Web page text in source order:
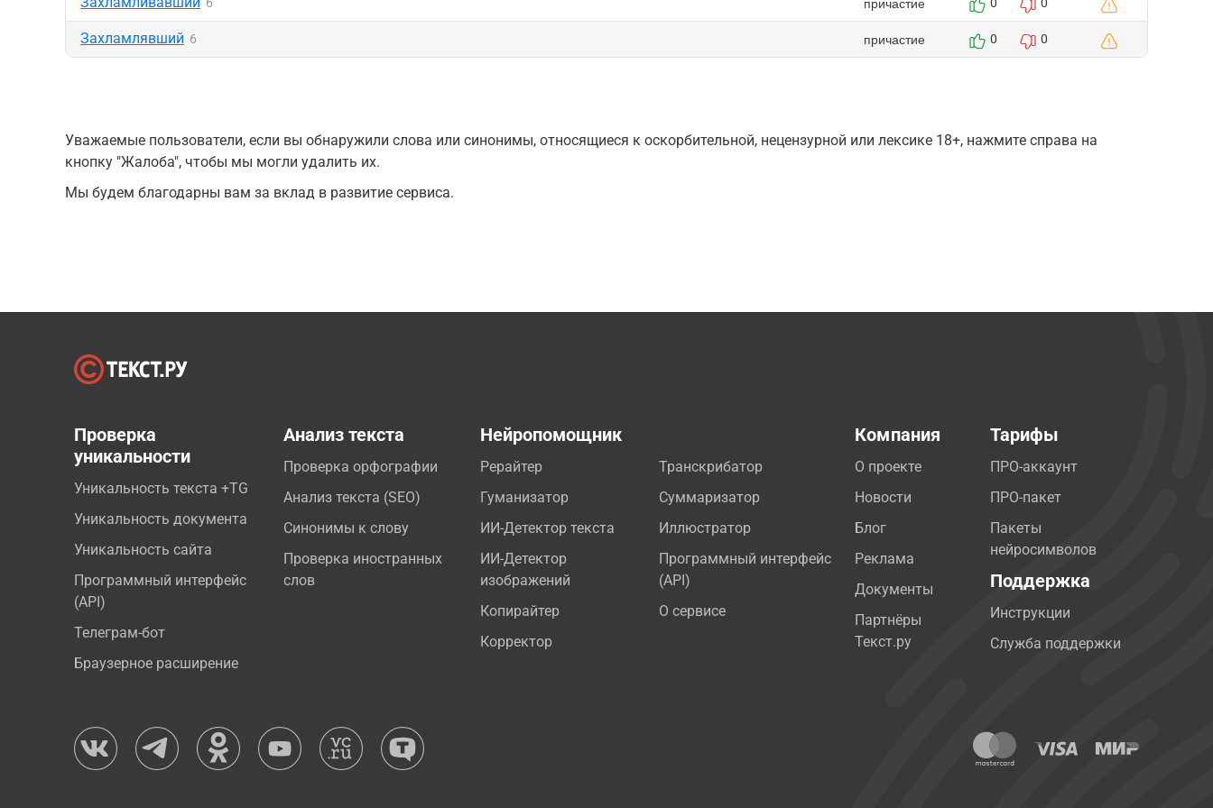
Захламлявший 6 причастие 0 0
Уважаемые пользователи, если вы обнаружили слова или синонимы, относящиеся к оскорбительной, нецензурной или лексике 18+, нажмите справа на
кнопку "Жалоба", чтобы мы могли удалить их.
Мы будем благодарны вам за вклад в развитие сервиса.
Проверка
уникальности
Уникальность текста +TG
Уникальность документа
Уникальность сайта
Программный интерфейс
(API)
Телеграм-бот
Браузерное расширение
Анализ текста
Проверка орфографии
Анализ текста (SEO)
Синонимы к слову
Проверка иностранных
слов
Нейропомощник
Рерайтер
Гуманизатор
ИИ-Детектор текста
ИИ-Детектор
изображений
Копирайтер
Корректор
Транскрибатор
Суммаризатор
Иллюстратор
Программный интерфейс
(API)
О сервисе
Компания
О проекте
Новости
Блог
Реклама
Документы
Партнёры
Текст.ру
Тарифы
ПРО-аккаунт
ПРО-пакет
Пакеты
нейросимволов
Поддержка
Инструкции
Служба поддержки